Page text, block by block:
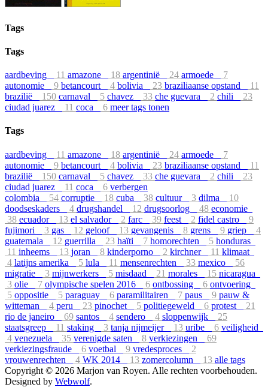
Tags
Tags
aardbeving 11 amazone 18 argentinië 24 armoede
7
autonomie
9 betancourt 4 bolivia 23 braziliaanse opstand
11
brazilië
150 carnaval 5 chavez 33 che guevara 2 chili
23
ciudad juarez
11 coca 6 meer tags tonen
Tags
aardbeving 11 amazone 18 argentinië 24 armoede
7
autonomie
9 betancourt 4 bolivia 23 braziliaanse opstand
11
brazilië
150 carnaval 5 chavez 33 che guevara 2 chili
23
ciudad juarez
11 coca 6 verbergen
colombia
54 corruptie 18 cuba 38 cultuur 3 dilma
10
doodseskaders
4 drugshandel 12 drugsoorlog 48 economie
38 ecuador 13 el salvador 2 farc 39 feest 2 fidel castro
9
fujimori
3 gas 12 geloof 13 gevangenis 8 grens 9 griep
4
guatemala
12 guerrilla 23 haïti 7 homorechten 5 honduras
11 inheems 13 joran 8 kinderporno 2 kirchner 11 klimaat
4 latijns amerika 5 lula 11 mensenrechten 33 mexico
56
migratie
3 mijnwerkers 5 misdaad 21 morales 15 nicaragua
3 olie 7 olympische spelen 2016 6 ontbossing 6 ontvoering
5 oppositie 5 paraguay 6 paramilitairen 7 paus 9 pauw &
witteman
4 peru 23 pinochet 5 politiegeweld 6 protest
21
rio de janeiro
69 santos 4 sendero 4 sloppenwijk
25
staatsgreep
11 staking 3 tanja nijmeijer 13 uribe 6 veiligheid
4 venezuela 35 verenigde saten 8 verkiezingen
69
verkiezingsfraude
6 voetbal 9 vredesproces
2
vrouwenrechten
4 WK 2014 13 zomercolumn 13 alle tags
Copyright © 2026 Marjon van Royen. Alle rechten voorbehouden.
Designed by Webwolf.